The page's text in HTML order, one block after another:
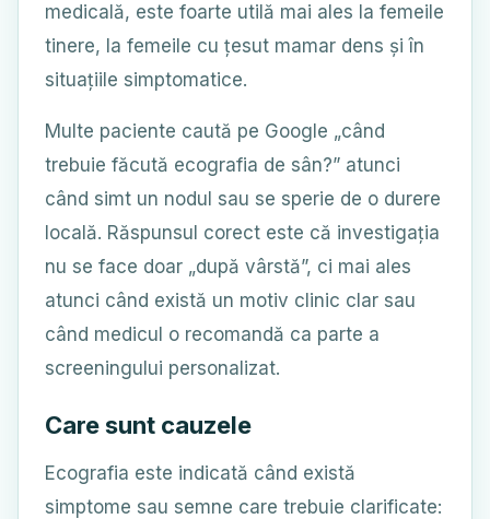
medicală, este foarte utilă mai ales la femeile
tinere, la femeile cu țesut mamar dens și în
situațiile simptomatice.
Multe paciente caută pe Google „când
trebuie făcută ecografia de sân?” atunci
când simt un nodul sau se sperie de o durere
locală. Răspunsul corect este că investigația
nu se face doar „după vârstă”, ci mai ales
atunci când există un motiv clinic clar sau
când medicul o recomandă ca parte a
screeningului personalizat.
Care sunt cauzele
Ecografia este indicată când există
simptome sau semne care trebuie clarificate: